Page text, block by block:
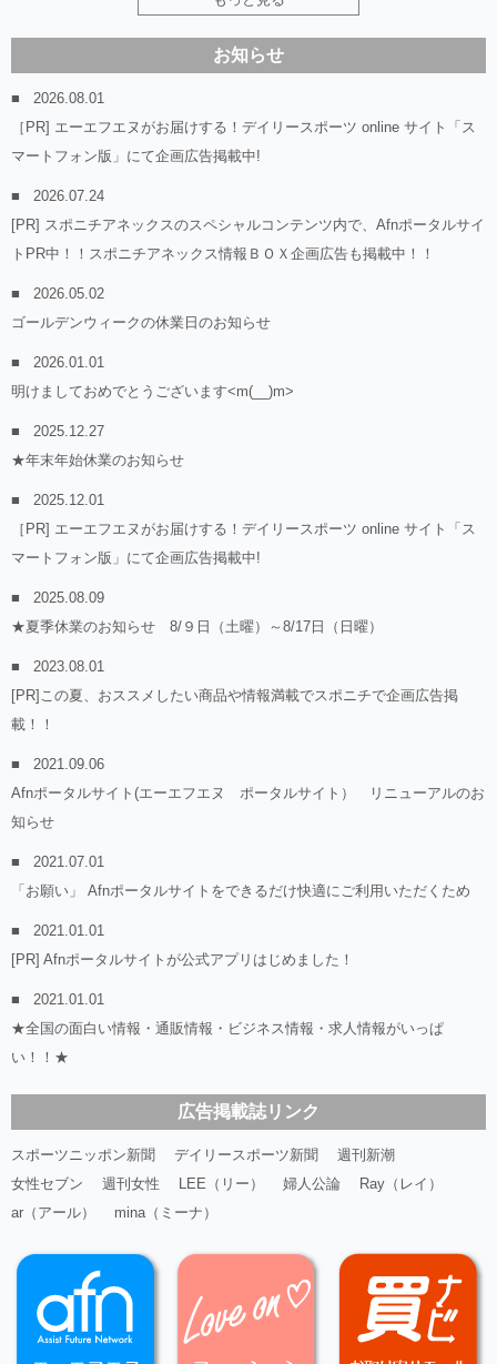
お知らせ
2026.08.01
［PR] エーエフエヌがお届けする！デイリースポーツ online サイト「ス
マートフォン版」にて企画広告掲載中!
2026.07.24
[PR] スポニチアネックスのスペシャルコンテンツ内で、Afnポータルサイ
トPR中！！スポニチアネックス情報ＢＯＸ企画広告も掲載中！！
2026.05.02
ゴールデンウィークの休業日のお知らせ
2026.01.01
明けましておめでとうございます<m(__)m>
2025.12.27
★年末年始休業のお知らせ
2025.12.01
［PR] エーエフエヌがお届けする！デイリースポーツ online サイト「ス
マートフォン版」にて企画広告掲載中!
2025.08.09
★夏季休業のお知らせ 8/９日（土曜）～8/17日（日曜）
2023.08.01
[PR]この夏、おススメしたい商品や情報満載でスポニチで企画広告掲
載！！
2021.09.06
Afnポータルサイト(エーエフエヌ ポータルサイト） リニューアルのお
知らせ
2021.07.01
「お願い」 Afnポータルサイトをできるだけ快適にご利用いただくため
2021.01.01
[PR] Afnポータルサイトが公式アプリはじめました！
2021.01.01
★全国の面白い情報・通販情報・ビジネス情報・求人情報がいっぱ
い！！★
広告掲載誌リンク
スポーツニッポン新聞 デイリースポーツ新聞
週刊新潮
女性セブン
週刊女性 LEE（リー） 婦人公論
Ray（レイ）
ar（アール）
mina（ミーナ）